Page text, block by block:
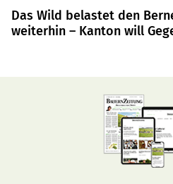
Das Wild belastet den
weiterhin – Kanton will